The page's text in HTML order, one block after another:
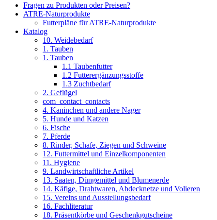
Fragen zu Produkten oder Preisen?
ATRE-Naturprodukte
Futterpläne für ATRE-Naturprodukte
Katalog
10. Weidebedarf
1. Tauben
1. Tauben
1.1 Taubenfutter
1.2 Futterergänzungsstoffe
1.3 Zuchtbedarf
2. Geflügel
com_contact_contacts
4. Kaninchen und andere Nager
5. Hunde und Katzen
6. Fische
7. Pferde
8. Rinder, Schafe, Ziegen und Schweine
12. Futtermittel und Einzelkomponenten
11. Hygiene
9. Landwirtschaftliche Artikel
13. Saaten, Düngemittel und Blumenerde
14. Käfige, Drahtwaren, Abdecknetze und Volieren
15. Vereins und Ausstellungsbedarf
16. Fachliteratur
18. Präsentkörbe und Geschenkgutscheine